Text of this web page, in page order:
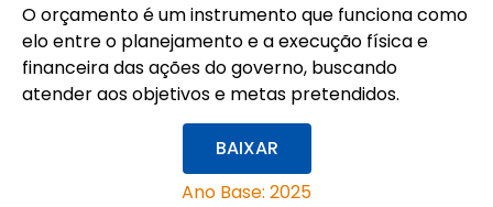
O orçamento é um instrumento que funciona como
elo entre o planejamento e a execução física e
financeira das ações do governo, buscando
atender aos objetivos e metas pretendidos.
BAIXAR
Ano Base: 2025